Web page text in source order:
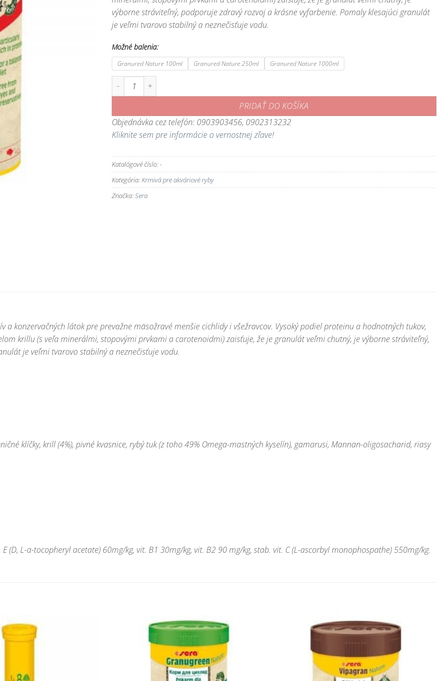
výborne stráviteľný, podporuje zdravý rozvoj a krásne vyfarbenie. Pomaly klesajúci granulát
je veľmi tvarovo stabilný a neznečisťuje vodu.
Možné balenia:
Granured Nature 100ml Granured Nature 250ml Granured Nature 1000ml
množstvo Granured Nature - základné granulátové krmivo pre mäsožravé cichlidy
PRIDAŤ DO KOŠÍKA
Objednávka cez telefón: 0903903456, 0902313232
Kliknite sem pre informácie o vernostnej zľave!
Katalógové číslo:-
Kategória: Krmivá pre akváriové ryby
Značka: Sera
konzervačných látok pre prevažne mäsožravé menšie cichlidy i všežravcov. Vysoký podiel proteinu a hodnotných tukov,
krillu (s veľa minerálmi, stopovými prvkami a carotenoidmi) zaisťuje, že je granulát veľmi chutný, je výborne stráviteľný,
je veľmi tvarovo stabilný a neznečisťuje vodu.
klíčky, krill (4%), pivné kvasnice, rybý tuk (z toho 49% Omega-mastných kyselín), gamarusi, Mannan-oligosacharid, riasy
L-α-tocopheryl acetate) 60mg/kg, vit. B1 30mg/kg, vit. B2 90 mg/kg, stab. vit. C (L-ascorbyl monophospathe) 550mg/kg.
zoznamu
obľúbených!